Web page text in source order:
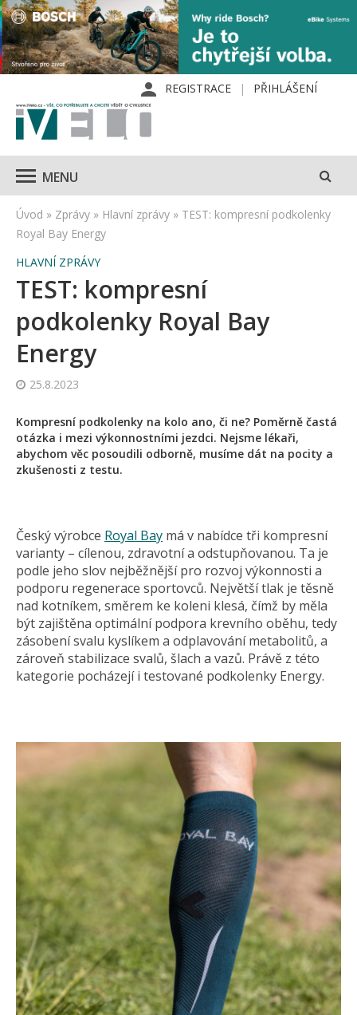
REGISTRACE PŘIHLÁŠENÍ
MENU
Úvod » Zprávy » Hlavní zprávy » TEST: kompresní podkolenky
Royal Bay Energy
HLAVNÍ ZPRÁVY
TEST: kompresní
podkolenky Royal Bay
Energy
25.8.2023
Kompresní podkolenky na kolo ano, či ne? Poměrně častá
otázka i mezi výkonnostními jezdci. Nejsme lékaři,
abychom věc posoudili odborně, musíme dát na pocity a
zkušenosti z testu.
Český výrobce Royal Bay má v nabídce tři kompresní
varianty – cílenou, zdravotní a odstupňovanou. Ta je
podle jeho slov nejběžnější pro rozvoj výkonnosti a
podporu regenerace sportovců. Největší tlak je těsně
nad kotníkem, směrem ke koleni klesá, čímž by měla
být zajištěna optimální podpora krevního oběhu, tedy
zásobení svalu kyslíkem a odplavování metabolitů, a
zároveň stabilizace svalů, šlach a vazů. Právě z této
kategorie pocházejí i testované podkolenky Energy.